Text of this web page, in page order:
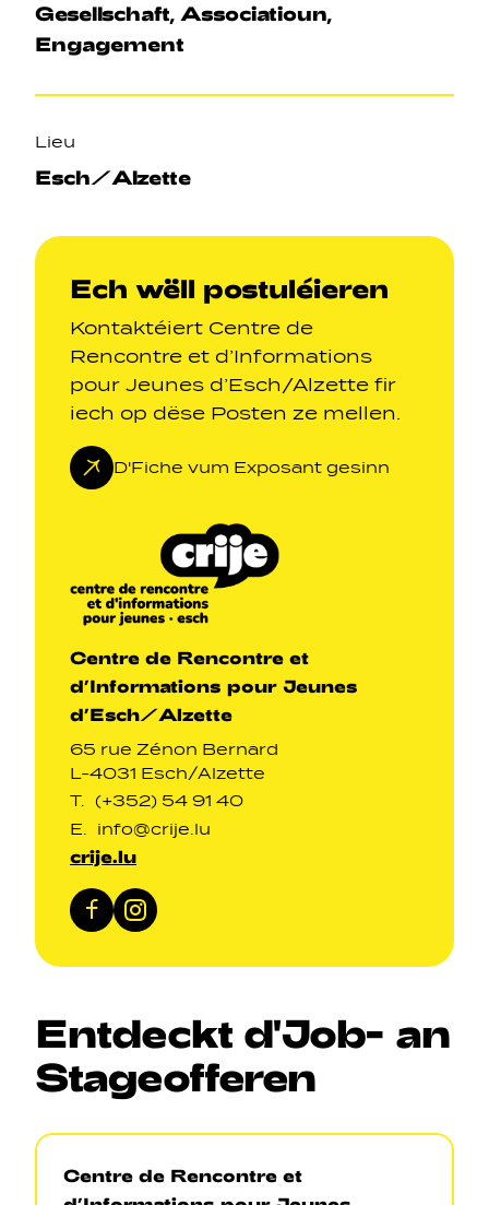
Navigation pied de page
Gesellschaft, Associatioun,
Engagement
Lieu
Esch/Alzette
Ech wëll postuléieren
Kontaktéiert Centre de
Rencontre et d’Informations
pour Jeunes d’Esch/Alzette fir
iech op dëse Posten ze mellen.
D'Fiche vum Exposant gesinn
Centre de Rencontre et
d’Informations pour Jeunes
d’Esch/Alzette
65 rue Zénon Bernard
L-4031 Esch/Alzette
T.
(+352) 54 91 40
E.
info@crije.lu
crije.lu
Facebook
Instagram
Entdeckt d'Job- an
Stageofferen
Centre de Rencontre et